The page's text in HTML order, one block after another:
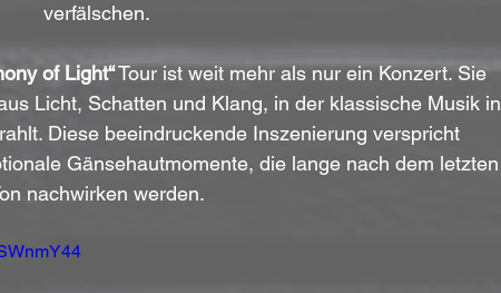
verfälschen.
of Light“ Tour ist weit mehr als nur ein Konzert. Sie
Licht, Schatten und Klang, in der klassische Musik in
Diese beeindruckende Inszenierung verspricht
Gänsehautmomente, die lange nach dem letzten
nachwirken werden.